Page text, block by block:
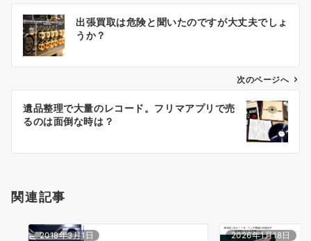
ン
出張買取は危険と聞いたのですが大丈夫でしょ
うか？
次のページへ
遺品整理で大量のレコード。フリマアプリで売
るのは面倒な時は？
関連記事
2018年3月1日 2026年1月18日